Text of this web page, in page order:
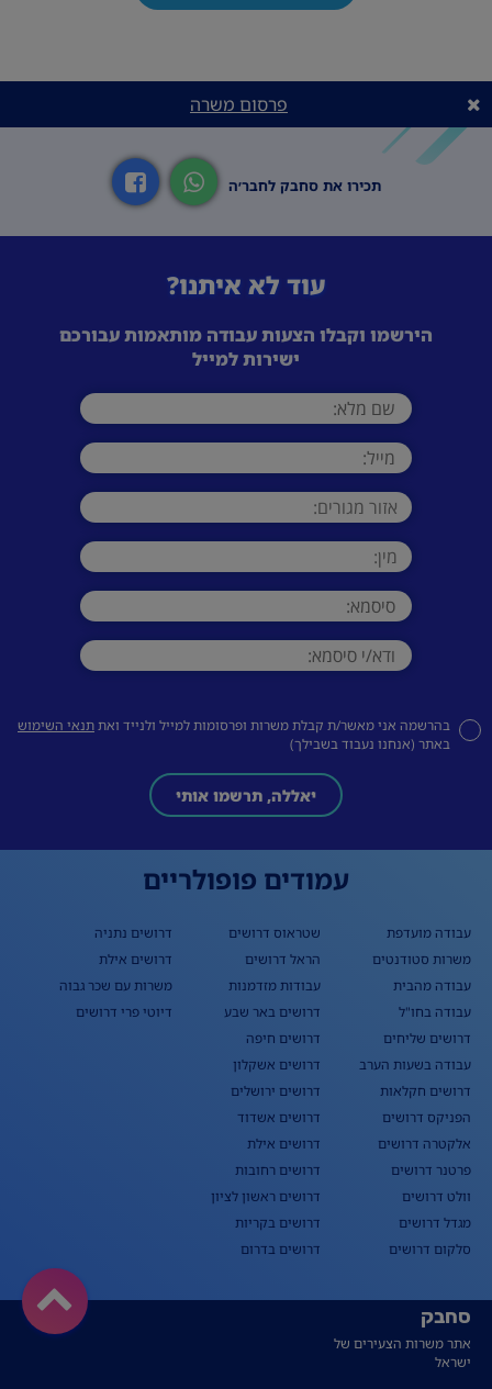
פרסום משרה
תכירו את סחבק לחבר׳ה
עוד לא איתנו?
הירשמו וקבלו הצעות עבודה מותאמות עבורכם
ישירות למייל
בהרשמה אני מאשר/ת קבלת משרות ופרסומות למייל ולנייד ואתתנאי השימוש
באתר (אנחנו נעבוד בשבילך)
יאללה, תרשמו אותי
עמודים פופולריים
עבודה מועדפת
משרות סטודנטים
עבודה מהבית
עבודה בחו"ל
דרושים שליחים
עבודה בשעות הערב
דרושים חקלאות
הפניקס דרושים
אלקטרה דרושים
פרטנר דרושים
וולט דרושים
מגדל דרושים
סלקום דרושים
שטראוס דרושים
הראל דרושים
עבודות מזדמנות
דרושים באר שבע
דרושים חיפה
דרושים אשקלון
דרושים ירושלים
דרושים אשדוד
דרושים אילת
דרושים רחובות
דרושים ראשון לציון
דרושים בקריות
דרושים בדרום
דרושים נתניה
דרושים אילת
משרות עם שכר גבוה
דיוטי פרי דרושים
סחבק
אתר משרות הצעירים של
ישראל